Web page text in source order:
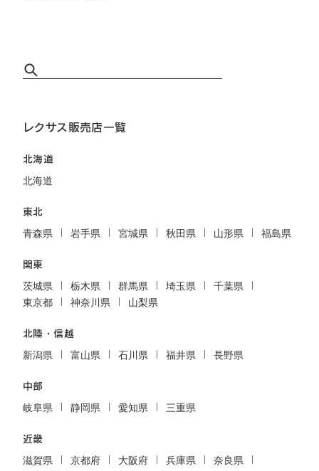
レクサス販売店一覧
北海道
北海道
東北
青森県 岩手県 宮城県 秋田県 山形県 福島県
関東
茨城県 栃木県 群馬県 埼玉県
千葉県
東京都
神奈川県 山梨県
北陸・信越
新潟県 富山県 石川県 福井県 長野県
中部
岐阜県 静岡県 愛知県 三重県
近畿
滋賀県 京都府 大阪府 兵庫県
奈良県